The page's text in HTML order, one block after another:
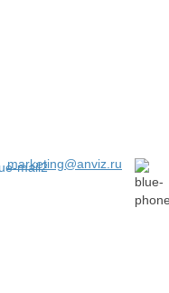
marketing@anviz.ru